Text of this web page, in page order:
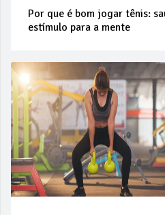
Por que é bom jogar tênis:
estímulo para a mente